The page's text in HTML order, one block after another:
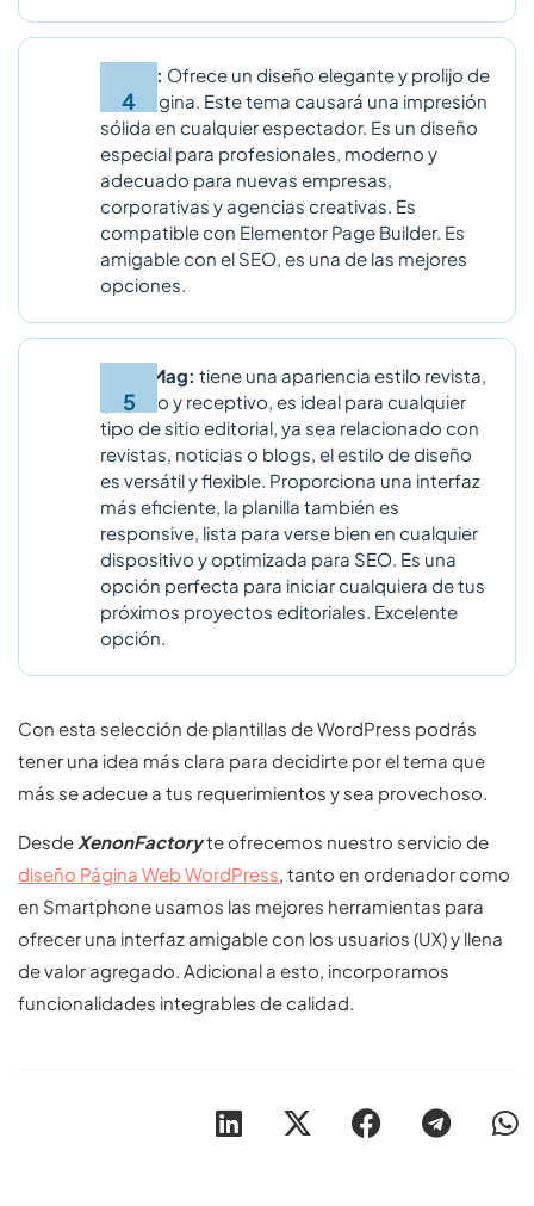
Hestia: Ofrece un diseño elegante y prolijo de
una página. Este tema causará una impresión
sólida en cualquier espectador. Es un diseño
especial para profesionales, moderno y
adecuado para nuevas empresas,
corporativas y agencias creativas. Es
compatible con Elementor Page Builder. Es
amigable con el SEO, es una de las mejores
opciones.
ColorMag: tiene una apariencia estilo revista,
gratuito y receptivo, es ideal para cualquier
tipo de sitio editorial, ya sea relacionado con
revistas, noticias o blogs, el estilo de diseño
es versátil y flexible. Proporciona una interfaz
más eficiente, la planilla también es
responsive, lista para verse bien en cualquier
dispositivo y optimizada para SEO. Es una
opción perfecta para iniciar cualquiera de tus
próximos proyectos editoriales. Excelente
opción.
Con esta selección de plantillas de WordPress podrás
tener una idea más clara para decidirte por el tema que
más se adecue a tus requerimientos y sea provechoso.
Desde XenonFactoryte ofrecemos nuestro servicio de
diseño Página Web WordPress, tanto en ordenador como
en Smartphone usamos las mejores herramientas para
ofrecer una interfaz amigable con los usuarios (UX) y llena
de valor agregado. Adicional a esto, incorporamos
funcionalidades integrables de calidad.